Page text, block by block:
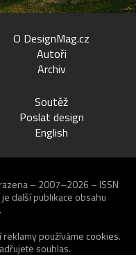
O DesignMag.cz
Autoři
Archiv
Soutěž
Poslat design
English
– 2007–2026 – ISSN
další publikace obsahu
používáme cookies.
souhlas.